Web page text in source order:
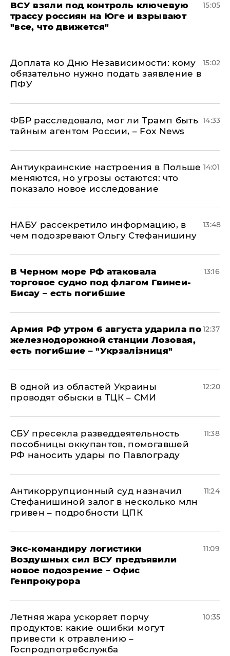
ВСУ взяли под контроль ключевую
трассу россиян на Юге и взрывают
"все, что движется"
15:05
Доплата ко Дню Независимости: кому
обязательно нужно подать заявление в
ПФУ
15:02
ФБР расследовало, мог ли Трамп быть
тайным агентом России, – Fox News
14:33
Антиукраинские настроения в Польше
меняются, но угрозы остаются: что
показало новое исследование
14:01
НАБУ рассекретило информацию, в
чем подозревают Ольгу Стефанишину
13:48
В Черном море РФ атаковала
торговое судно под флагом Гвинеи-
Бисау – есть погибшие
13:16
Армия РФ утром 6 августа ударила по
железнодорожной станции Лозовая,
есть погибшие – "Укрзалізниця"
12:37
В одной из областей Украины
проводят обыски в ТЦК – СМИ
12:20
СБУ пресекла разведдеятельность
пособницы оккупантов, помогавшей
РФ наносить удары по Павлограду
11:38
Антикоррупционный суд назначил
Стефанишиной залог в несколько млн
гривен – подробности ЦПК
11:24
Экс-командиру логистики
Воздушных сил ВСУ предъявили
новое подозрение – Офис
Генпрокурора
11:09
Летняя жара ускоряет порчу
продуктов: какие ошибки могут
привести к отравлению –
Госпродпотребслужба
10:35